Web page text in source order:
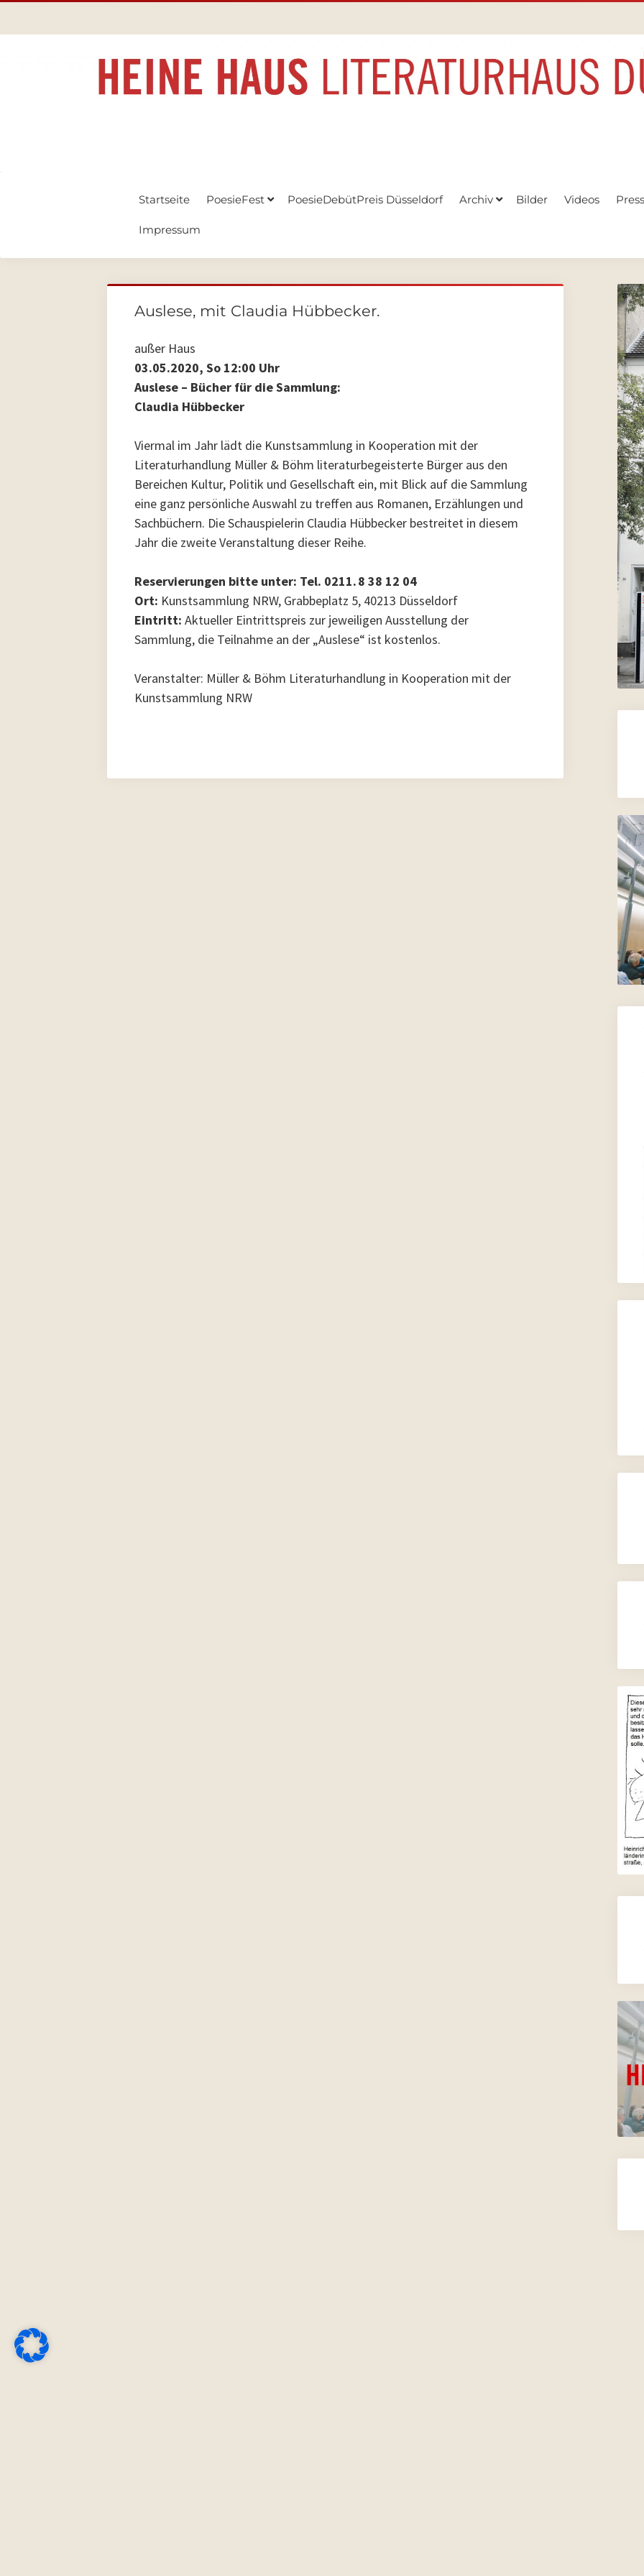
Startseite PoesieFest PoesieDebütPreis Düsseldorf Archiv Bilder Videos
Impressum
Auslese, mit Claudia Hübbecker.
außer Haus
03.05.2020, So 12:00 Uhr
Auslese – Bücher für die Sammlung:
Claudia Hübbecker
Viermal im Jahr lädt die Kunstsammlung in Kooperation mit der
Literaturhandlung Müller & Böhm literaturbegeisterte Bürger aus den
Bereichen Kultur, Politik und Gesellschaft ein, mit Blick auf die Sammlung
eine ganz persönliche Auswahl zu treffen aus Romanen, Erzählungen und
Sachbüchern. Die Schauspielerin Claudia Hübbecker bestreitet in diesem
Jahr die zweite Veranstaltung dieser Reihe.
Reservierungen bitte unter: Tel. 0211. 8 38 12 04
Ort: Kunstsammlung NRW, Grabbeplatz 5, 40213 Düsseldorf
Eintritt: Aktueller Eintrittspreis zur jeweiligen Ausstellung der
Sammlung, die Teilnahme an der „Auslese“ ist kostenlos.
Veranstalter: Müller & Böhm Literaturhandlung in Kooperation mit der
Kunstsammlung NRW